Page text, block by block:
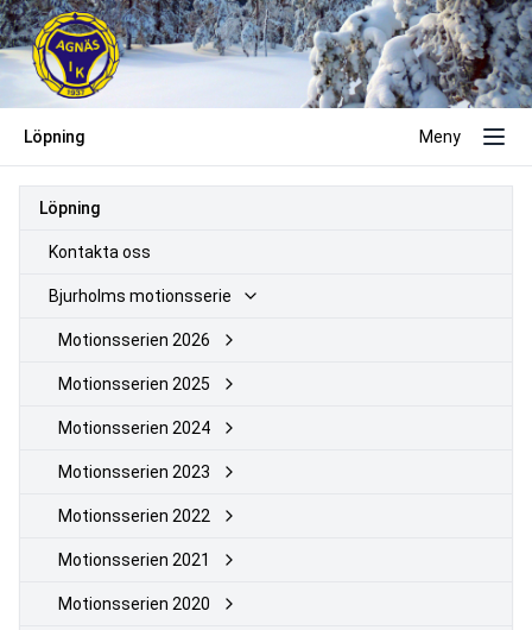
Löpning Meny
Löpning
Kontakta oss
Bjurholms motionsserie
Motionsserien 2026
Motionsserien 2025
Motionsserien 2024
Motionsserien 2023
Motionsserien 2022
Motionsserien 2021
Motionsserien 2020